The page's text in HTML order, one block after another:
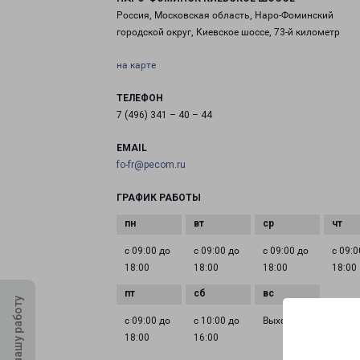
Россия, Московская область, Наро-Фоминский
городской округ, Киевское шоссе, 73-й километр
на карте
ТЕЛЕФОН
7 (496) 341 – 40 – 44
EMAIL
fo-fr@pecom.ru
ГРАФИК РАБОТЫ
с 09:00 до
18:00
с 09:00 до
18:00
с 09:00 до
18:00
с
18:00
с 09:00 до
18:00
с 10:00 до
16:00
Выходной